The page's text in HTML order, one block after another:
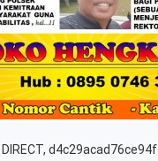
d4c29acad76ce94f